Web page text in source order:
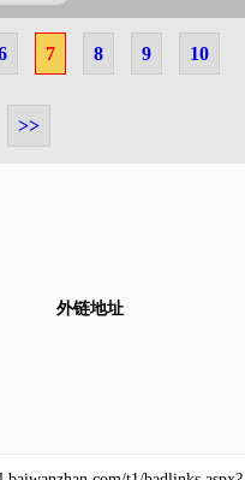
7 8 9 10
>>
外链地址